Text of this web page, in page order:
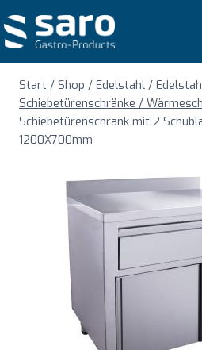
Inhalt
springen
Start / Shop / Edelstahl /
Schiebetürenschränke /
Schiebetürenschrank mit 2
1200X700mm